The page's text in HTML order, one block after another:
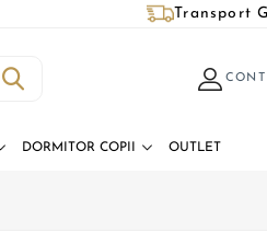
Transport
CONT
DORMITOR COPII OUTLET